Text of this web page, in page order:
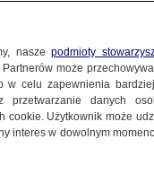
naszepodmioty
może
celu zapewnienia
przetwarzanie danych
cookie. Użytkownik może
interes w dowolnym